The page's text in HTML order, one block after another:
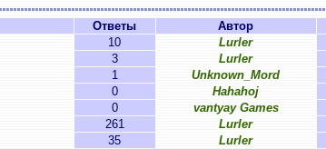
Ответы Автор
10 Lurler
3 Lurler
1 Unknown_Mord
0 Hahahoj
0 vantyay Games
261 Lurler
35 Lurler